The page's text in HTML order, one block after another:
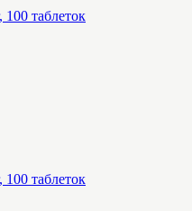
таблеток
таблеток